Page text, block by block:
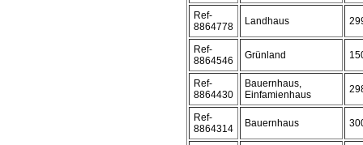
Ref-
8864778
Landhaus
Ref-
8864546
Grünland
Ref-
8864430
Bauernhaus,
Einfamienhaus
Ref-
8864314
Bauernhaus